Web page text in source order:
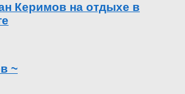
Керимов на отдыхе в
~